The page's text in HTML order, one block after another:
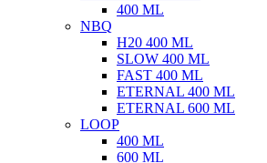
400 ML
NBQ
H20 400 ML
SLOW 400 ML
FAST 400 ML
ETERNAL 400 ML
ETERNAL 600 ML
LOOP
400 ML
600 ML